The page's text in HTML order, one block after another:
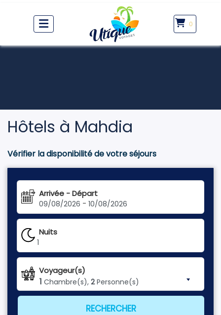
0
Hôtels à Mahdia
Vérifier la disponibilité de votre séjours
Arrivée - Départ
09/08/2026 - 10/08/2026
Nuits
1
Voyageur(s)
1 Chambre(s), 2Personne(s)
RECHERCHER